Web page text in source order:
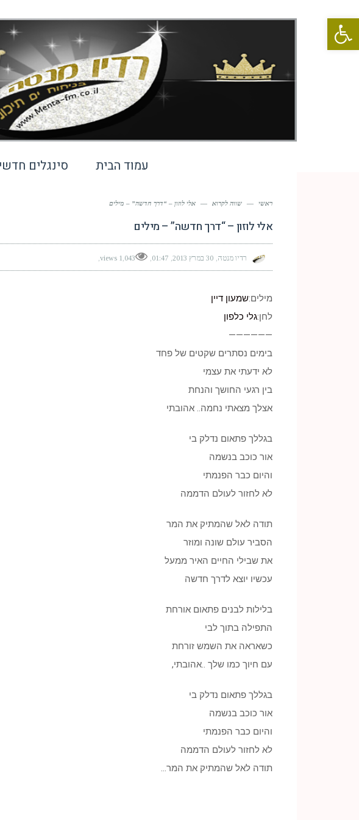
פתח סרגל נגישות
עמוד הבית סינגלים
ראשי — שווה לקרוא — אלי לוזון – “דרך חדשה” – מילים
אלי לוזון – “דרך חדשה” – מילים
רדיו מנטה 30 במרץ 2013 01:47
1,043 views
מילים:שמעון דיין
לחן:גלי כלפון
——————
בימים נסתרים שקטים של פחד
לא ידעתי את עצמי
בין רגעי החושך והנחת
אצלך מצאתי נחמה.. אהובתי
בגללך פתאום נדלק בי
אור כוכב בנשמה
והיום כבר הפנמתי
לא לחזור לעולם הדממה
תודה לאל שהמתיק את המר
הסביר עולם שונה ומוזר
את שבילי החיים האיר ממעל
עכשיו יוצא לדרך חדשה
בלילות לבנים פתאום אורחת
התפילה בתוך לבי
כשאראה את השמש זורחת
עם חיוך כמו שלך ..אהובתי,
בגללך פתאום נדלק בי
אור כוכב בנשמה
והיום כבר הפנמתי
לא לחזור לעולם הדממה
תודה לאל שהמתיק את המר…